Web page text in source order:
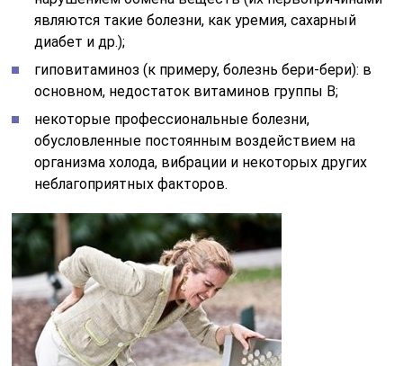
являются такие болезни, как уремия, сахарный
диабет и др.);
гиповитаминоз (к примеру, болезнь бери-бери): в
основном, недостаток витаминов группы В;
некоторые профессиональные болезни,
обусловленные постоянным воздействием на
организма холода, вибрации и некоторых других
неблагоприятных факторов.